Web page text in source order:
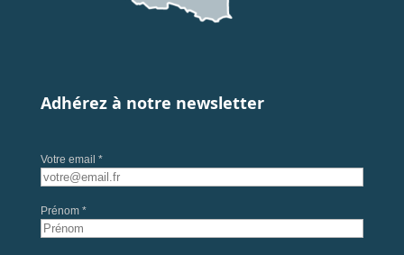
Adhérez à notre newsletter
Votre email *
Prénom *